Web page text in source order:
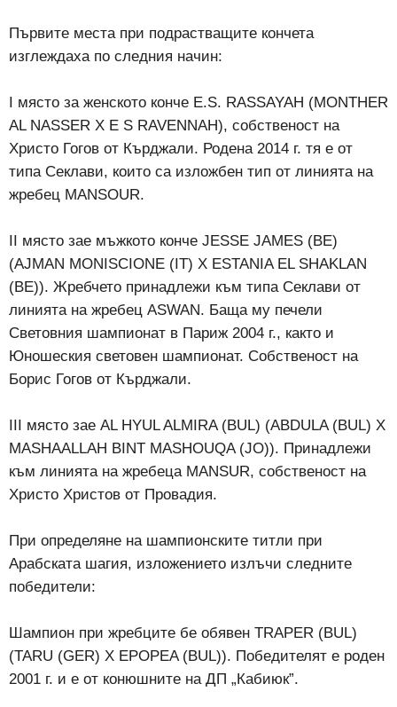
Първите места при подрастващите кончета
изглеждаха по следния начин:
I място за женското конче E.S. RASSAYAH (MONTHER
AL NASSER X E S RAVENNAH), собственост на
Христо Гогов от Кърджали. Родена 2014 г. тя е от
типа Секлави, които са изложбен тип от линията на
жребец MANSOUR.
II място зае мъжкото конче JESSE JAMES (BE)
(AJMAN MONISCIONE (IT) X ESTANIA EL SHAKLAN
(BE)). Жребчето принадлежи към типа Секлави от
линията на жребец ASWAN. Баща му печели
Световния шампионат в Париж 2004 г., както и
Юношеския световен шампионат. Собственост на
Борис Гогов от Кърджали.
III място зае AL HYUL ALMIRA (BUL) (ABDULA (BUL) X
MASHAALLAH BINT MASHOUQA (JO)). Принадлежи
към линията на жребеца MANSUR, собственост на
Христо Христов от Провадия.
При определяне на шампионските титли при
Арабската шагия, изложението излъчи следните
победители:
Шампион при жребците бе обявен TRAPER (BUL)
(TARU (GER) X EPOPEA (BUL)). Победителят е роден
2001 г. и е от конюшните на ДП „Кабиюк”.